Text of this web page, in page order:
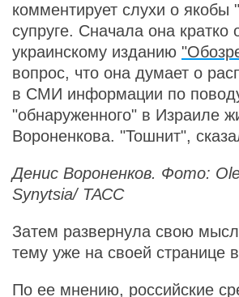
комментирует слухи о якобы
супруге. Сначала она кратко
украинскому изданию
вопрос, что она думает о
в СМИ информации по
"обнаруженного" в Израиле
Вороненкова. "Тошнит",
Денис Вороненков. Фото:
Synytsia/ ТАСС
Затем развернула свою
тему уже на своей странице в
По ее мнению, российские